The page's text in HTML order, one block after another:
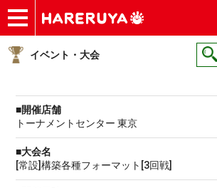
ショップ
買取
記事
デッキ検索
デッキ構築
選手一覧
店舗一覧
イベント
ヘルプ
お問い合わせ ログイン／会員登録
イベント・大会
■開催店舗
トーナメントセンター 東京
■大会名
[常設]構築各種フォーマット[3回戦]